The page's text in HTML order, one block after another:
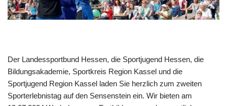
Der Landessportbund Hessen, die Sportjugend Hessen, die
Bildungsakademie, Sportkreis Region Kassel und die
Sportjugend Region Kassel laden Sie herzlich zum zweiten
Sporterlebnistag auf den Sensenstein ein. Wir bieten am